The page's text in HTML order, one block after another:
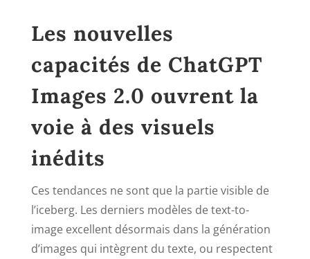
Les nouvelles
capacités de ChatGPT
Images 2.0 ouvrent la
voie à des visuels
inédits
Ces tendances ne sont que la partie visible de
l’iceberg. Les derniers modèles de text-to-
image excellent désormais dans la génération
d’images qui intègrent du texte, ou respectent